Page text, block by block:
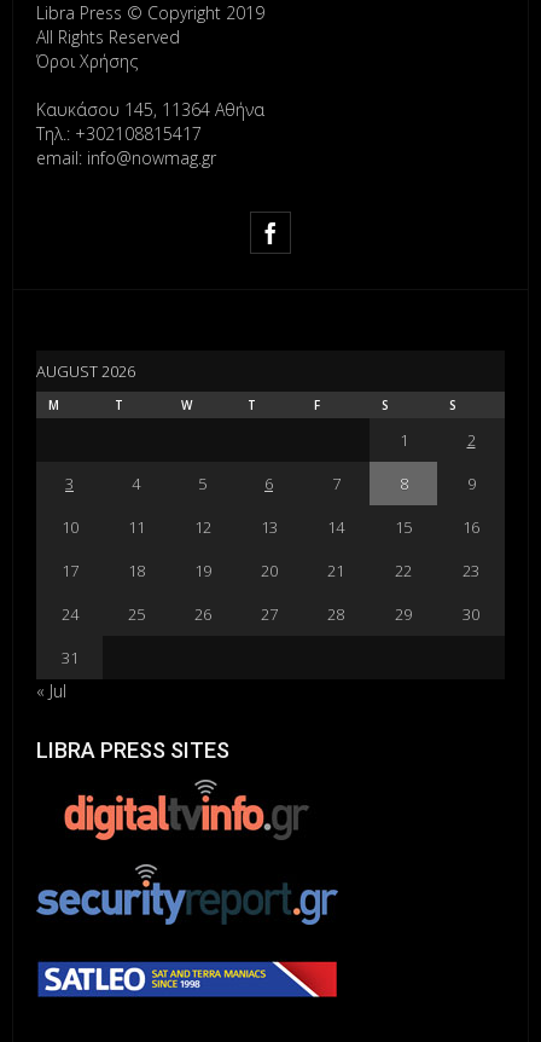
Libra Press © Copyright 2019
All Rights Reserved
Όροι Χρήσης
Καυκάσου 145, 11364 Αθήνα
Τηλ.: +302108815417
email: info@nowmag.gr
AUGUST 2026
M T W T F S S
1
2
3
4 5 6 7 8
9
10
11 12 13 14 15
16
17
18 19 20 21 22
23
24
25 26 27 28 29
30
31
« Jul
LIBRA PRESS SITES